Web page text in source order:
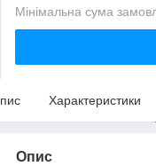
Мінімальна сума
Характеристики
Опис